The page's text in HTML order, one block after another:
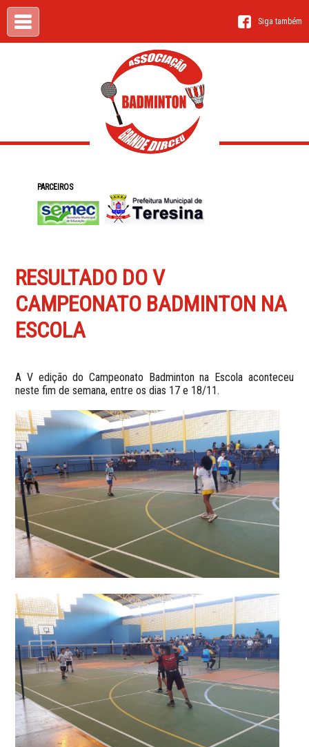
Siga também
PARCEIROS
RESULTADO DO V
CAMPEONATO BADMINTON NA
ESCOLA
A V edição do Campeonato Badminton na Escola aconteceu
neste fim de semana, entre os dias 17 e 18/11.